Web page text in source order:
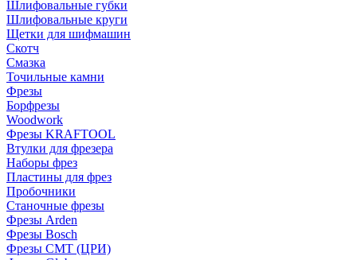
Шлифовальные губки
Шлифовальные круги
Щетки для шифмашин
Скотч
Смазка
Точильные камни
Фрезы
Борфрезы
Woodwork
Фрезы KRAFTOOL
Втулки для фрезера
Наборы фрез
Пластины для фрез
Пробочники
Станочные фрезы
Фрезы Arden
Фрезы Bosch
Фрезы CMT (ЦРИ)